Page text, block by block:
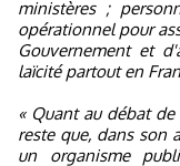
ministères ;
opérationnel pour
Gouvernement et
laïcité partout en
« Quant au débat
reste que, dans son
un organisme